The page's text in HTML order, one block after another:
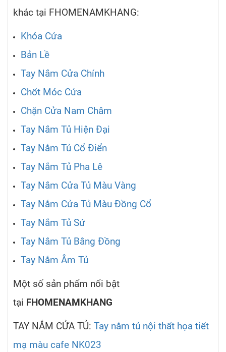
khác tại FHOMENAMKHANG:
Khóa Cửa
Bản Lề
Tay Nắm Cửa Chính
Chốt Móc Cửa
Chặn Cửa Nam Châm
Tay Nắm Tủ Hiện Đại
Tay Nắm Tủ Cổ Điển
Tay Nắm Tủ Pha Lê
Tay Nắm Cửa Tủ Màu Vàng
Tay Nắm Cửa Tủ Màu Đồng Cổ
Tay Nắm Tủ Sứ
Tay Nắm Tủ Bằng Đồng
Tay Nắm Âm Tủ
Một số sản phẩm nổi bật
tại FHOMENAMKHANG
TAY NẮM CỬA TỦ: Tay nắm tủ nội thất họa tiết
mạ màu cafe NK023